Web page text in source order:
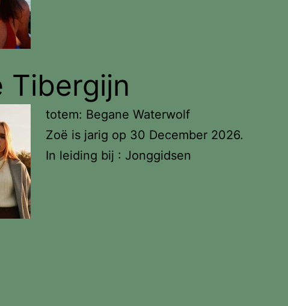
Tibergijn
totem: Begane Waterwolf
Zoë is jarig op 30 December 2026.
In leiding bij : Jonggidsen